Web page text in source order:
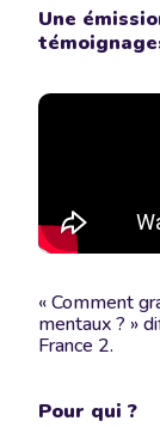
Une
« Comment
mentaux ? »
France 2.
Pour qui ?